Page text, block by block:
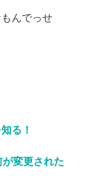
んでっせ
る！
が変更された